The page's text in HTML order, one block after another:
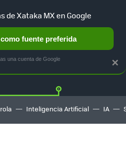
Twitter
Inteligencia Artificial IA
×
de Xataka MX en Google
fuente preferida
una cuenta de Google